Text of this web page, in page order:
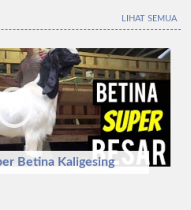
LIHAT SEMUA
Betina Kaligesing